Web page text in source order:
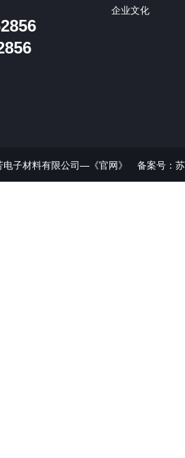
企业文化
电子材料有限公司—《官网》 备案号：